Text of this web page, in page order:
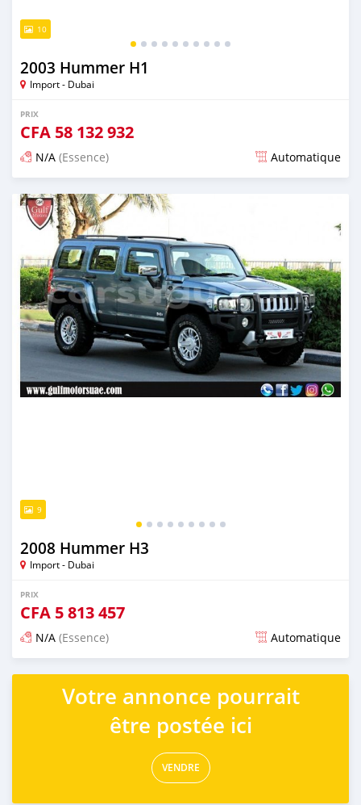
10
2003 Hummer H1
Import - Dubai
PRIX
CFA 58 132 932
N/A (Essence) Automatique
Publié il y a presque 6 ans
9
2008 Hummer H3
Import - Dubai
PRIX
CFA 5 813 457
N/A (Essence) Automatique
Publié il y a presque 6 ans
Votre annonce pourrait
être postée ici
VENDRE